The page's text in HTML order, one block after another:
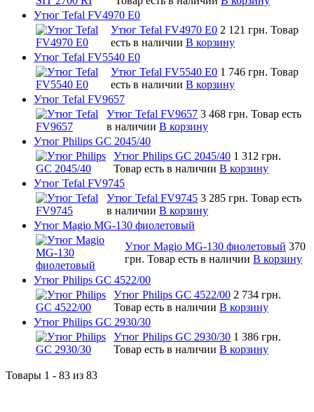
Утюг Tefal FV4970 E0
Утюг Tefal FV4970 E0 2 121 грн. Товар
есть в наличии В корзину
Утюг Tefal FV5540 E0
Утюг Tefal FV5540 E0 1 746 грн. Товар
есть в наличии В корзину
Утюг Tefal FV9657
Утюг Tefal FV9657 3 468 грн. Товар есть
в наличии В корзину
Утюг Philips GC 2045/40
Утюг Philips GC 2045/40 1 312 грн.
Товар есть в наличии В корзину
Утюг Tefal FV9745
Утюг Tefal FV9745 3 285 грн. Товар есть
в наличии В корзину
Утюг Magio MG-130 фиолетовый
Утюг Magio MG-130 фиолетовый 370
грн. Товар есть в наличии В корзину
Утюг Philips GC 4522/00
Утюг Philips GC 4522/00 2 734 грн.
Товар есть в наличии В корзину
Утюг Philips GC 2930/30
Утюг Philips GC 2930/30 1 386 грн.
Товар есть в наличии В корзину
Товары 1 - 83 из 83